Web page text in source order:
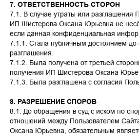
7. ОТВЕТСТВЕННОСТЬ СТОРОН
7.1. В случае утраты или разглашения
ИП Шистерова Оксана Юрьевна не
если данная конфиденциальная
7.1.1. Стала публичным достоянием до
разглашения.
7.1.2. Была получена от третьей
получения ИП Шистерова Оксана
7.1.3. Была разглашена с согласия
8. РАЗРЕШЕНИЕ СПОРОВ
8.1. До обращения в суд с иском по
отношений между Пользователем
Оксана Юрьевна, обязательным